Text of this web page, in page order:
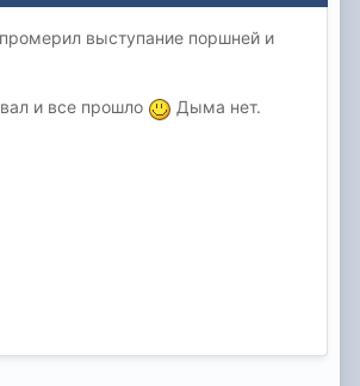
выступание поршней и
и все прошло
Дыма нет.